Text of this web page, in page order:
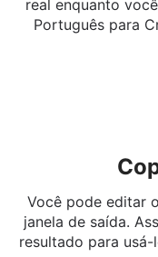
Sua tradução para
— sem botões, sem
real enquanto
Você pode editar